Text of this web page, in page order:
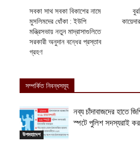
সবকা সাথ সবকা বিকাশের নামে
মুসলিমদের ধোঁকা : ইউপি
মন্ত্রিসভায় নতুন মাদ্রাসাগুলিতে
সরকারী অনুদান বন্ধের প্রস্তাব
গ্রহণ
সম্পর্কিত নিবন্ধসমূহ
উপমহাদেশ
নব্য চাঁদাবাজদের হাতে
স্পটে পুলিশ সদস্যরাই